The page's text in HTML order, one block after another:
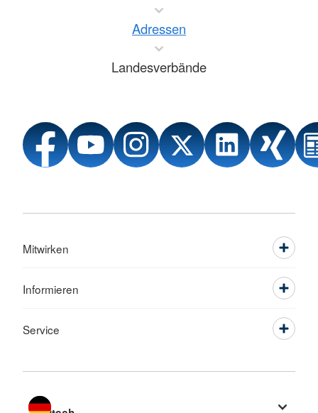
Adressen
Landesverbände
Mitwirken
Informieren
Service
Sprache wechseln zu